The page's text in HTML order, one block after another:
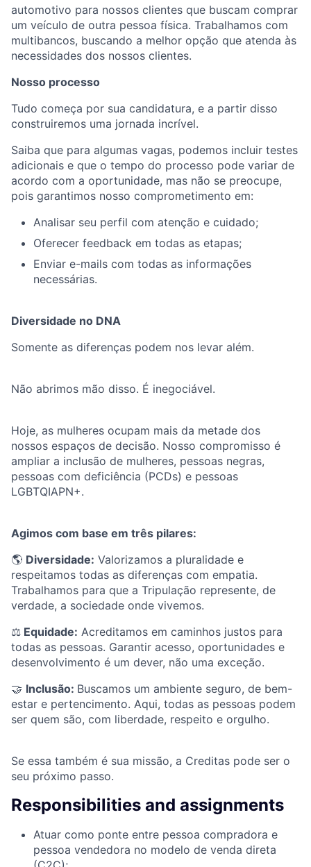
automotivo para nossos clientes que buscam comprar
um veículo de outra pessoa física. Trabalhamos com
multibancos, buscando a melhor opção que atenda às
necessidades dos nossos clientes.
Nosso processo
Tudo começa por sua candidatura, e a partir disso
construiremos uma jornada incrível.
Saiba que para algumas vagas, podemos incluir testes
adicionais e que o tempo do processo pode variar de
acordo com a oportunidade, mas não se preocupe,
pois garantimos nosso comprometimento em:
Analisar seu perfil com atenção e cuidado;
Oferecer feedback em todas as etapas;
Enviar e-mails com todas as informações
necessárias.
Diversidade no DNA
Somente as diferenças podem nos levar além.
Não abrimos mão disso. É inegociável.
Hoje, as mulheres ocupam mais da metade dos
nossos espaços de decisão. Nosso compromisso é
ampliar a inclusão de mulheres, pessoas negras,
pessoas com deficiência (PCDs) e pessoas
LGBTQIAPN+.
Agimos com base em três pilares:
🌎 Diversidade: Valorizamos a pluralidade e
respeitamos todas as diferenças com empatia.
Trabalhamos para que a Tripulação represente, de
verdade, a sociedade onde vivemos.
⚖️ Equidade: Acreditamos em caminhos justos para
todas as pessoas. Garantir acesso, oportunidades e
desenvolvimento é um dever, não uma exceção.
🤝 Inclusão: Buscamos um ambiente seguro, de bem-
estar e pertencimento. Aqui, todas as pessoas podem
ser quem são, com liberdade, respeito e orgulho.
Se essa também é sua missão, a Creditas pode ser o
seu próximo passo.
Responsibilities and assignments
Atuar como ponte entre pessoa compradora e
pessoa vendedora no modelo de venda direta